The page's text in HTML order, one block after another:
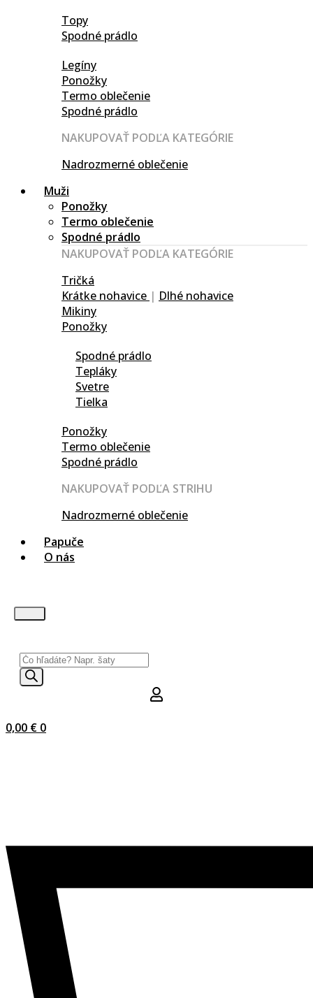
Topy
Spodné prádlo
Legíny
Ponožky
Termo oblečenie
Spodné prádlo
NAKUPOVAŤ PODĽA KATEGÓRIE
Nadrozmerné oblečenie
Muži
Ponožky
Termo oblečenie
Spodné prádlo
NAKUPOVAŤ PODĽA KATEGÓRIE
Tričká
Krátke nohavice | Dlhé nohavice
Mikiny
Ponožky
Spodné prádlo
Tepláky
Svetre
Tielka
Ponožky
Termo oblečenie
Spodné prádlo
NAKUPOVAŤ PODĽA STRIHU
Nadrozmerné oblečenie
Papuče
O nás
Products
search
0,00 € 0